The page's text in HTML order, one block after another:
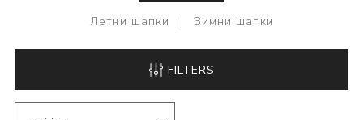
Летни шапки Зимни шапки
FILTERS